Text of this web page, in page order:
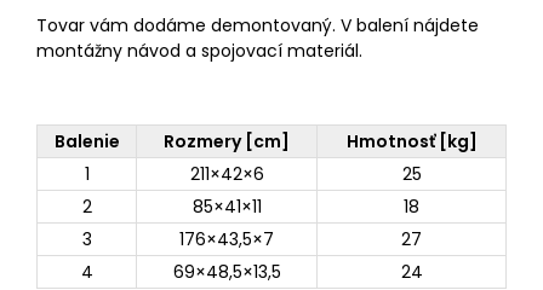
Tovar vám dodáme demontovaný. V balení nájdete
montážny návod a spojovací materiál.
Balenie Rozmery [cm]
Hmotnosť [kg]
1
211×42×6
25
2
85×41×11
18
3
176×43,5×7
27
4
69×48,5×13,5 24